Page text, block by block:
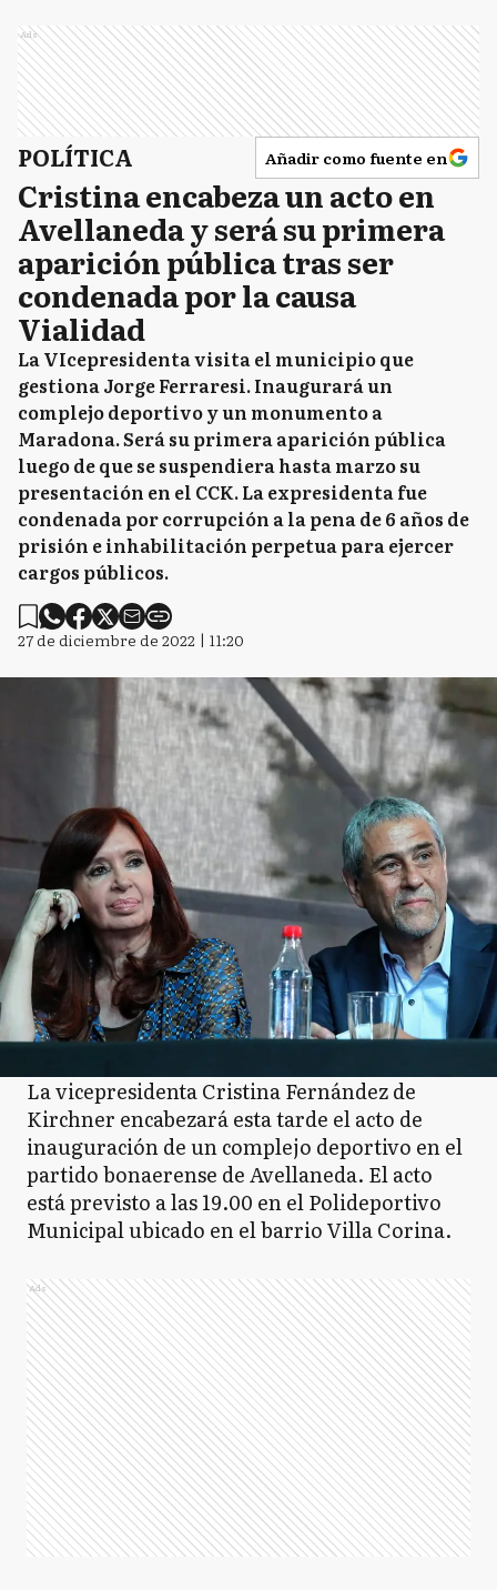
Ads
POLÍTICA Añadir como fuente en
Cristina encabeza un acto en
Avellaneda y será su primera
aparición pública tras ser
condenada por la causa
Vialidad
La VIcepresidenta visita el municipio que
gestiona Jorge Ferraresi. Inaugurará un
complejo deportivo y un monumento a
Maradona. Será su primera aparición pública
luego de que se suspendiera hasta marzo su
presentación en el CCK. La expresidenta fue
condenada por corrupción a la pena de 6 años de
prisión e inhabilitación perpetua para ejercer
cargos públicos.
27 de diciembre de 2022 | 11:20
La vicepresidenta Cristina Fernández de
Kirchner encabezará esta tarde el acto de
inauguración de un complejo deportivo en el
partido bonaerense de Avellaneda. El acto
está previsto a las 19.00 en el Polideportivo
Municipal ubicado en el barrio Villa Corina.
Ads